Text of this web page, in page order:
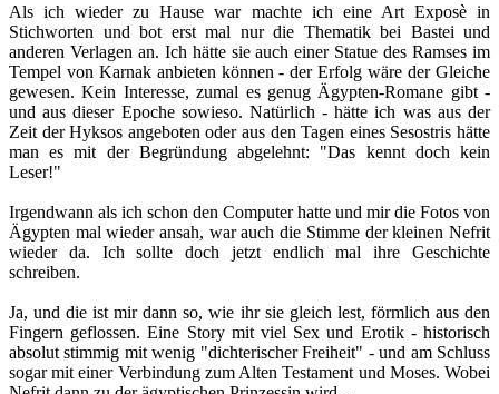
Als ich wieder zu Hause war machte ich eine Art Exposè in
Stichworten und bot erst mal nur die Thematik bei Bastei und
anderen Verlagen an. Ich hätte sie auch einer Statue des Ramses im
Tempel von Karnak anbieten können - der Erfolg wäre der Gleiche
gewesen. Kein Interesse, zumal es genug Ägypten-Romane gibt -
und aus dieser Epoche sowieso. Natürlich - hätte ich was aus der
Zeit der Hyksos angeboten oder aus den Tagen eines Sesostris hätte
man es mit der Begründung abgelehnt: "Das kennt doch kein
Leser!"
Irgendwann als ich schon den Computer hatte und mir die Fotos von
Ägypten mal wieder ansah, war auch die Stimme der kleinen Nefrit
wieder da. Ich sollte doch jetzt endlich mal ihre Geschichte
schreiben.
Ja, und die ist mir dann so, wie ihr sie gleich lest, förmlich aus den
Fingern geflossen. Eine Story mit viel Sex und Erotik - historisch
absolut stimmig mit wenig "dichterischer Freiheit" - und am Schluss
sogar mit einer Verbindung zum Alten Testament und Moses. Wobei